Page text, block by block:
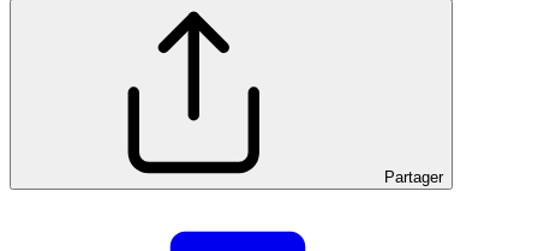
Partager